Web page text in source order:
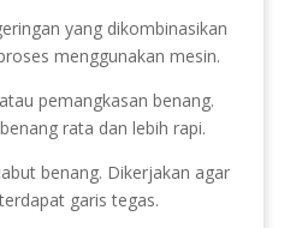
yang dikombinasikan
menggunakan mesin.
pemangkasan benang.
rata dan lebih rapi.
benang. Dikerjakan agar
garis tegas.